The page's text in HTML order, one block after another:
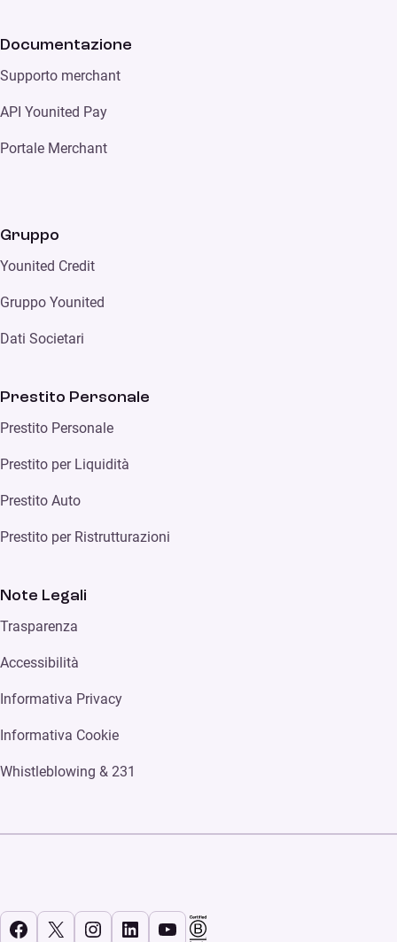
Documentazione
Supporto merchant
API Younited Pay
Portale Merchant
Gruppo
Younited Credit
Gruppo Younited
Dati Societari
Prestito Personale
Prestito Personale
Prestito per Liquidità
Prestito Auto
Prestito per Ristrutturazioni
Note Legali
Trasparenza
Accessibilità
Informativa Privacy
Informativa Cookie
Whistleblowing & 231
Facebook
X Instagram
LinkedIn
YouTube